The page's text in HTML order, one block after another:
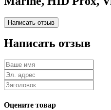
Написать отзыв
Оцените товар